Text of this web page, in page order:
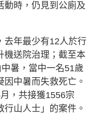
動時，仍見到公廁及
去年最少有12人於行
機送院治理；截至本
暑，當中一名51歲
中暑而失救死亡。
，共接獲1556宗
行山人士」的案件。